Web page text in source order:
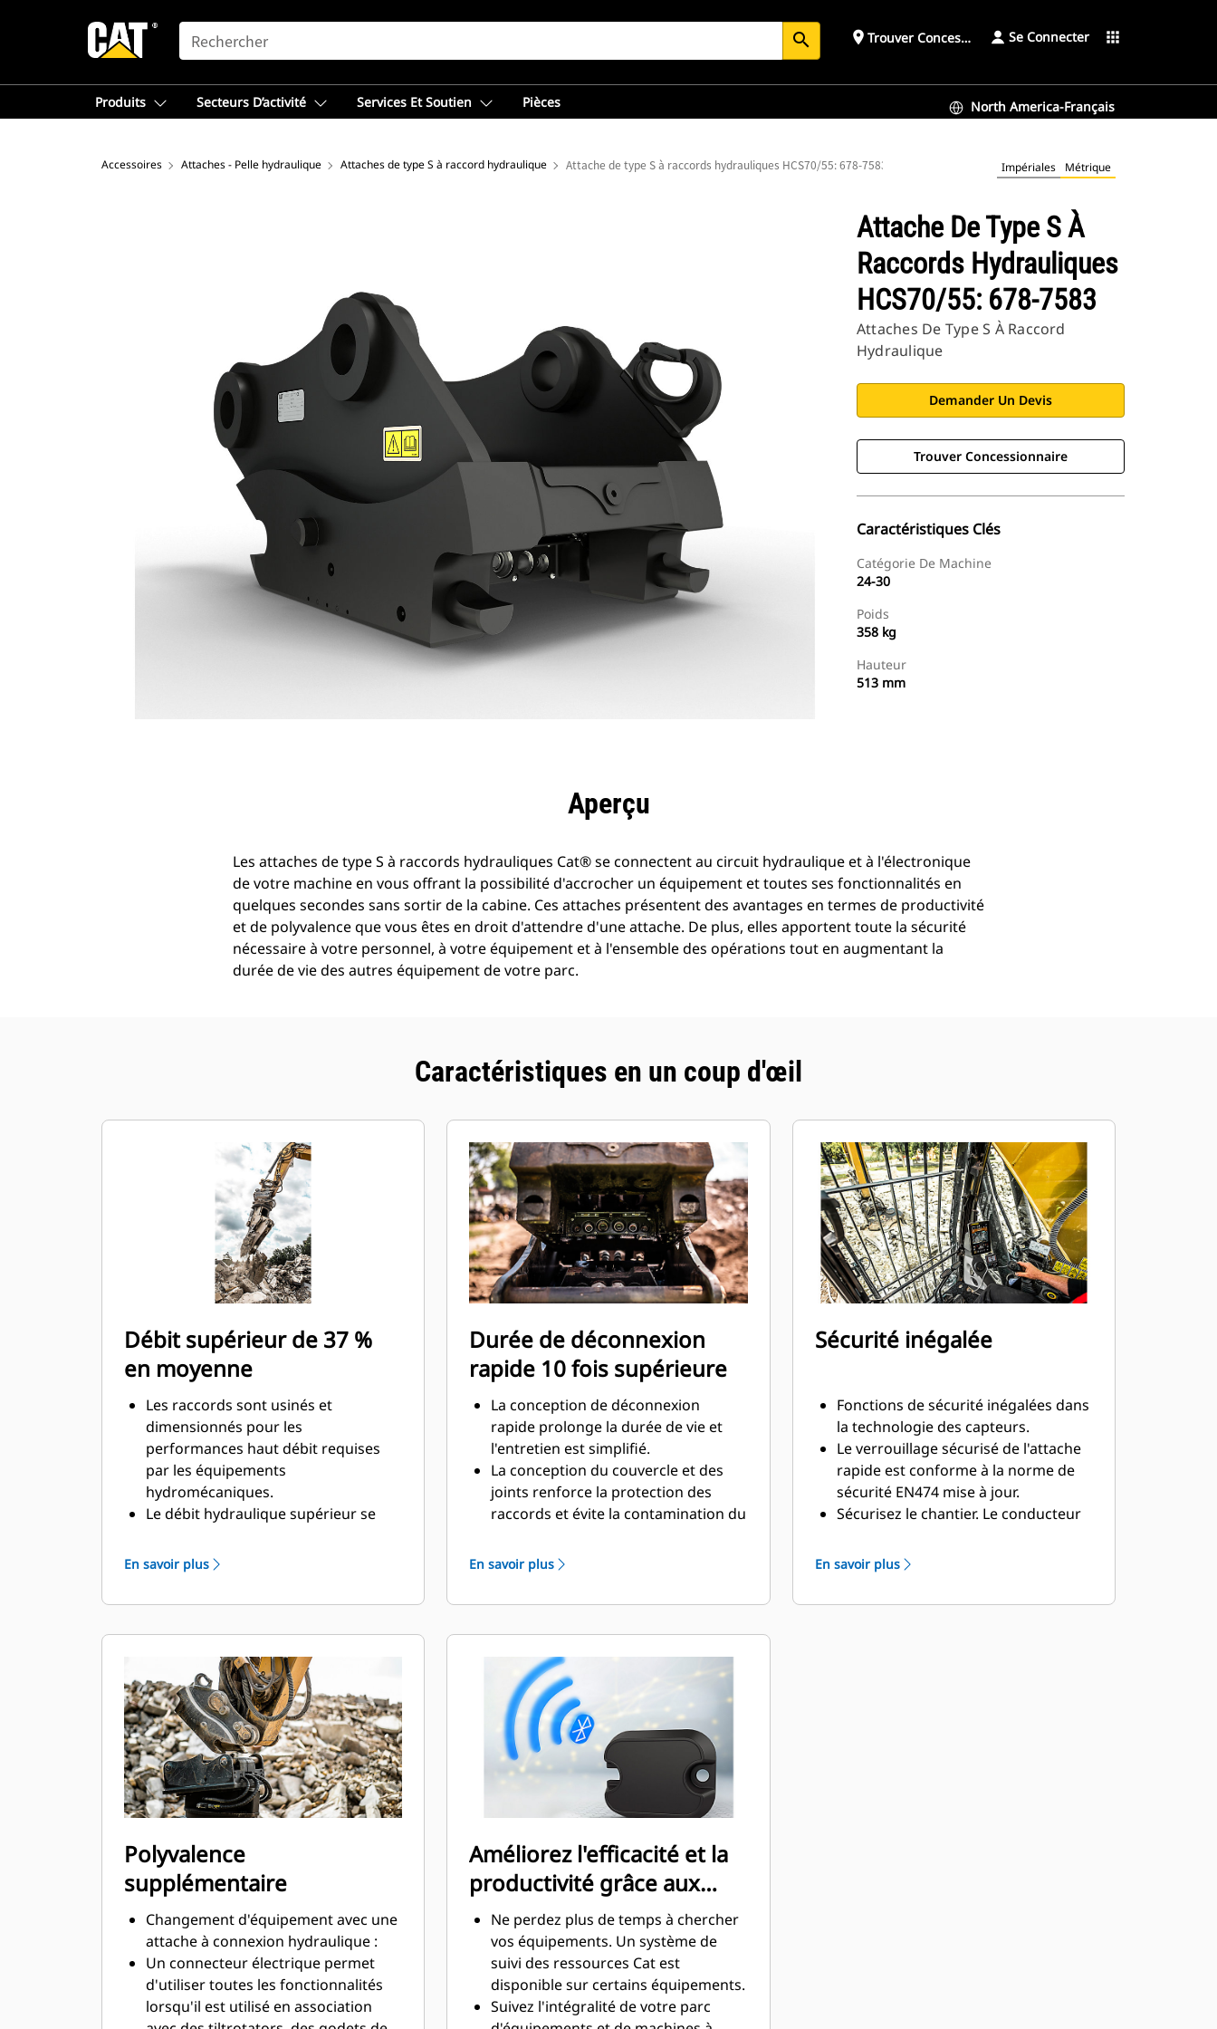
SEARCH search place Trouver ConcessionnaireSe Connecter apps
Produits Secteurs D’activité Services Et Soutien Pièces North America-Français
Accessoires Attaches - Pelle hydraulique Attaches de type S à raccord hydraulique Attache de type S à raccords hydrauliques HCS70/55: 678-7583 Impériales Métrique
Attache De Type S À
Raccords Hydrauliques
HCS70/55: 678-7583
Attaches De Type S À Raccord
Hydraulique
Demander Un Devis
Trouver Concessionnaire
Caractéristiques Clés
Catégorie De Machine
24-30
Poids
358 kg
Hauteur
513 mm
Aperçu
Les attaches de type S à raccords hydrauliques Cat® se connectent au circuit hydraulique et à l'électronique
de votre machine en vous offrant la possibilité d'accrocher un équipement et toutes ses fonctionnalités en
quelques secondes sans sortir de la cabine. Ces attaches présentent des avantages en termes de productivité
et de polyvalence que vous êtes en droit d'attendre d'une attache. De plus, elles apportent toute la sécurité
nécessaire à votre personnel, à votre équipement et à l'ensemble des opérations tout en augmentant la
durée de vie des autres équipement de votre parc.
Caractéristiques en un coup d'œil
Débit supérieur de 37 %
en moyenne
Les raccords sont usinés et
dimensionnés pour les
performances haut débit requises
par les équipements
hydromécaniques.
Le débit hydraulique supérieur se
énergétique en raison d'un circuit
hydraulique moins restreint.
Le ressort enfermé empêche la
Les branchements hydrauliques à
sécurité intégrée créent un circuit
pour le débit de liquide hydraulique
et aucun risque de déversements
pendant le remplacement d'outil.
Les flexibles à cheminement interne
dans le support et l'attache utilisent
moins de flexibles externes, ce qui
réduit les coûts globaux en termes
de flexibles et de réparation.
En savoir plus
Durée de déconnexion
rapide 10 fois supérieure
La conception de déconnexion
rapide prolonge la durée de vie et
l'entretien est simplifié.
La conception du couvercle et des
joints renforce la protection des
raccords et évite la contamination du
La position usinée des déconnexions
rapides crée le meilleur support pour
le raccord des attaches.
la force de blocage avec une bride
solide pour garantir un solide
serrage. Aucune bague ou écrou de
verrouillage qui augmente le risque
de pièces desserrées ou cassées.
En savoir plus
Sécurité inégalée
Fonctions de sécurité inégalées dans
la technologie des capteurs.
Le verrouillage sécurisé de l'attache
rapide est conforme à la norme de
sécurité EN474 mise à jour.
Sécurisez le chantier. Le conducteur
et aucune aide n'est requise pour
connecter ou déconnecter les
flexibles hydrauliques durant les
En savoir plus
Polyvalence
supplémentaire
Changement d'équipement avec une
attache à connexion hydraulique :
Un connecteur électrique permet
d'utiliser toutes les fonctionnalités
lorsqu'il est utilisé en association
Améliorez l'efficacité et la
productivité grâce aux
technologies intégrées
Ne perdez plus de temps à chercher
vos équipements. Un système de
suivi des ressources Cat est
disponible sur certains équipements.
Suivez l'intégralité de votre parc